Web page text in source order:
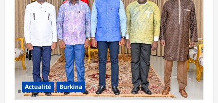
Actualité Burkina